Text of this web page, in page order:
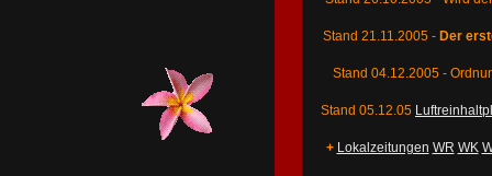
Stand 21.11.2005 - Der
Stand 04.12.2005 -
Stand 05.12.05
+ Lokalzeitungen WR WK